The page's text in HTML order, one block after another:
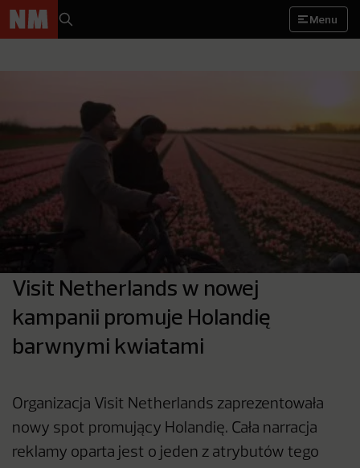
Menu
Visit Netherlands w nowej
kampanii promuje Holandię
barwnymi kwiatami
Organizacja Visit Netherlands zaprezentowała
nowy spot promujący Holandię. Cała narracja
reklamy oparta jest o jeden z atrybutów tego